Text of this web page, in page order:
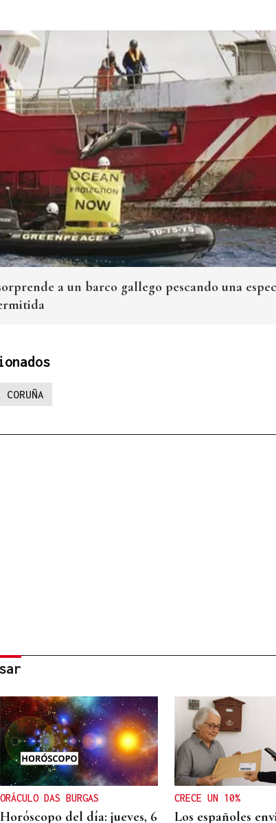
a un barco gallego pescando una
CORUÑA
ORÁCULO DAS BURGAS
Horóscopo del día: jueves, 6
CRECE UN 10%
Los españoles